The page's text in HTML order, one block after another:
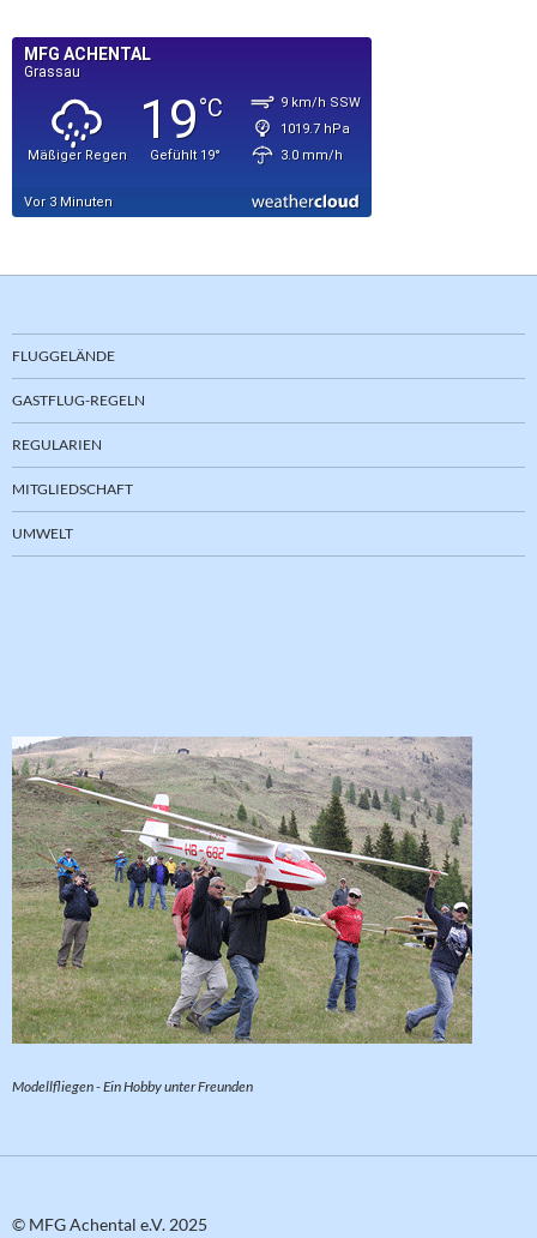
FLUGGELÄNDE
GASTFLUG-REGELN
REGULARIEN
MITGLIEDSCHAFT
UMWELT
Modellfliegen - Ein Hobby unter Freunden
© MFG Achental e.V. 2025